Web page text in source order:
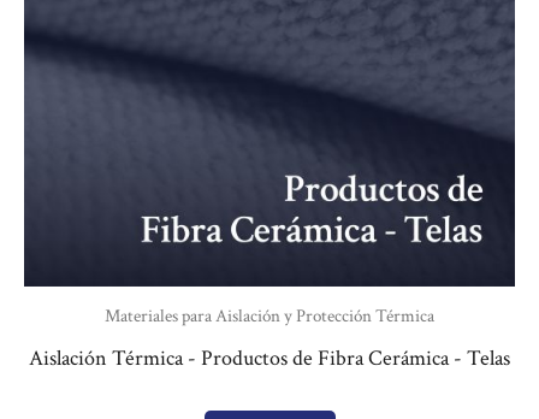
Materiales para Aislación y Protección Térmica
Aislación Térmica - Productos de Fibra Cerámica - Telas